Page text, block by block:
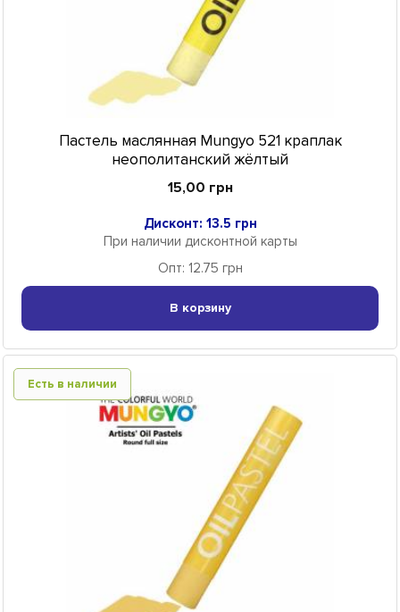
Пастель маслянная Mungyo 521 краплак
неополитанский жёлтый
15,00 грн
Дисконт: 13.5 грн
При наличии дисконтной карты
Опт: 12.75 грн
В корзину
Есть в наличии